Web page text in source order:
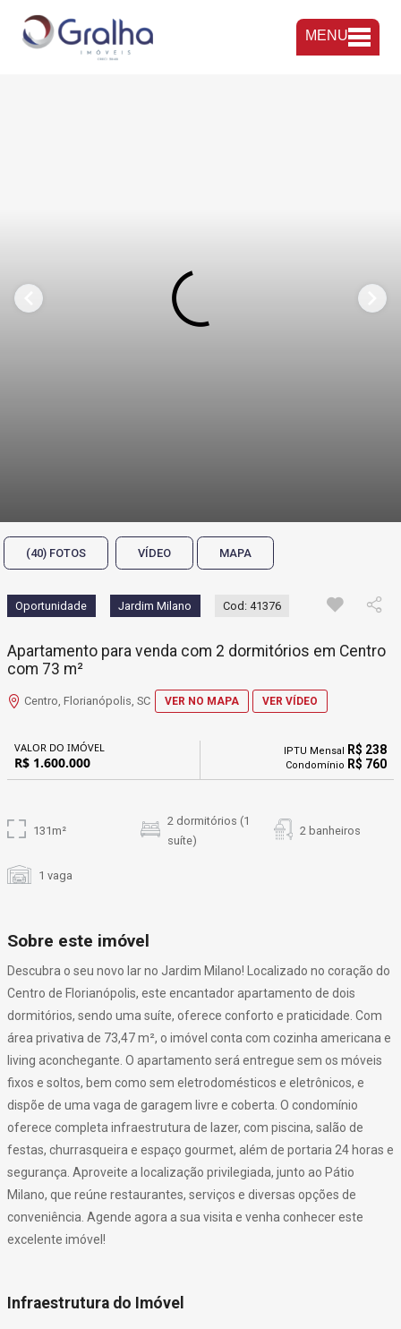
MENU
(40) FOTOS VÍDEO MAPA
Oportunidade Jardim Milano Cod: 41376
Apartamento para venda com 2 dormitórios em Centro
com 73 m²
Centro, Florianópolis, SC VER NO MAPA VER VÍDEO
VALOR DO IMÓVEL
R$ 1.600.000
IPTU Mensal R$ 238
Condomínio R$ 760
131m²
2 dormitórios (1
suíte)
2 banheiros
1 vaga
Sobre este imóvel
Descubra o seu novo lar no Jardim Milano! Localizado no coração do
Centro de Florianópolis, este encantador apartamento de dois
dormitórios, sendo uma suíte, oferece conforto e praticidade. Com
área privativa de 73,47 m², o imóvel conta com cozinha americana e
living aconchegante. O apartamento será entregue sem os móveis
fixos e soltos, bem como sem eletrodomésticos e eletrônicos, e
dispõe de uma vaga de garagem livre e coberta. O condomínio
oferece completa infraestrutura de lazer, com piscina, salão de
festas, churrasqueira e espaço gourmet, além de portaria 24 horas e
segurança. Aproveite a localização privilegiada, junto ao Pátio
Milano, que reúne restaurantes, serviços e diversas opções de
conveniência. Agende agora a sua visita e venha conhecer este
excelente imóvel!
Infraestrutura do Imóvel